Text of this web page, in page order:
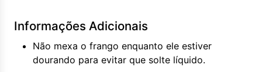
Informações Adicionais
Não mexa o frango enquanto ele estiver
dourando para evitar que solte líquido.